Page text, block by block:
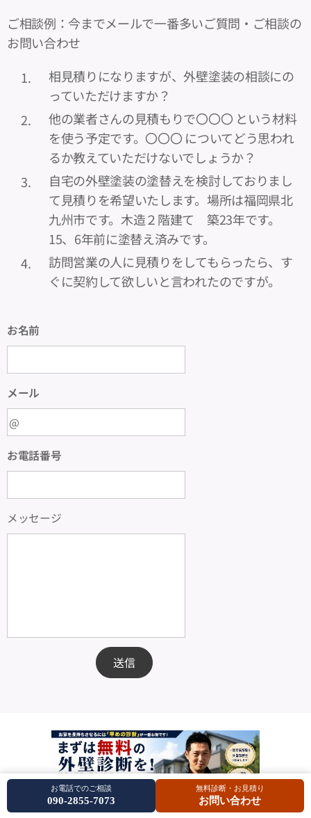
ご相談例：今までメールで一番多いご質問・ご相談の
お問い合わせ
相見積りになりますが、外壁塗装の相談にの
っていただけますか？
他の業者さんの見積もりで〇〇〇 という材料
を使う予定です。〇〇〇 についてどう思われ
るか教えていただけないでしょうか？
自宅の外壁塗装の塗替えを検討しておりまし
て見積りを希望いたします。場所は福岡県北
九州市です。木造２階建て 築23年です。
15、6年前に塗替え済みです。
訪問営業の人に見積りをしてもらったら、す
ぐに契約して欲しいと言われたのですが。
お名前
メール
お電話番号
メッセージ
送信
お電話でのご相談
090-2855-7073
無料診断・お見積り
お問い合わせ